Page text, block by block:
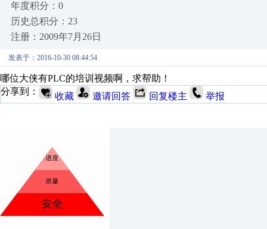
年度积分：0
历史总积分：23
注册：2009年7月26日
发表于：2016-10-30 08:44:54
哪位大侠有PLC的培训视频啊，求帮助！
分享到：
收藏 邀请回答 回复楼主 举报